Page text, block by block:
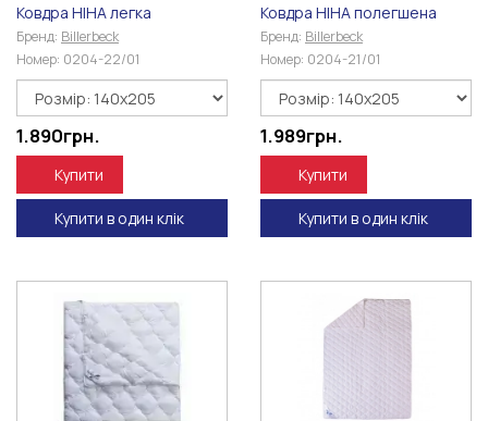
Ковдра НІНА легка
Бренд: Billerbeck
Номер: 0204-22/01
1.890грн.
Купити
Купити в один клік
Ковдра НІНА полегшена
Бренд: Billerbeck
Номер: 0204-21/01
1.989грн.
Купити
Купити в один клік